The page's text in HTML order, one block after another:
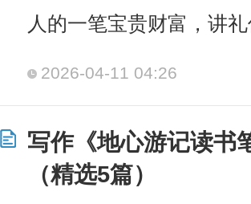
人的一笔宝贵财富，讲
2026-04-11 04:26
写作《地心游记读书
（精选5篇）